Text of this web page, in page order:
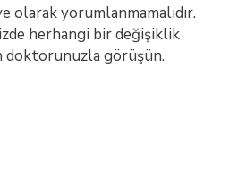
olarak yorumlanmamalıdır.
herhangi bir değişiklik
doktorunuzla görüşün.